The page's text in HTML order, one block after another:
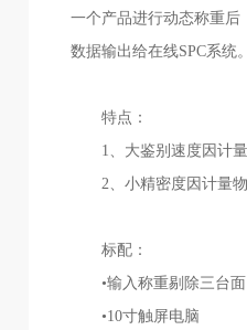
一个产品进行动态称重后
数据输出给在线SPC系统
特点：
1、大鉴别速度因计量
2、小精密度因计量物
标配：
•输入称重剔除三台面
•10寸触屏电脑